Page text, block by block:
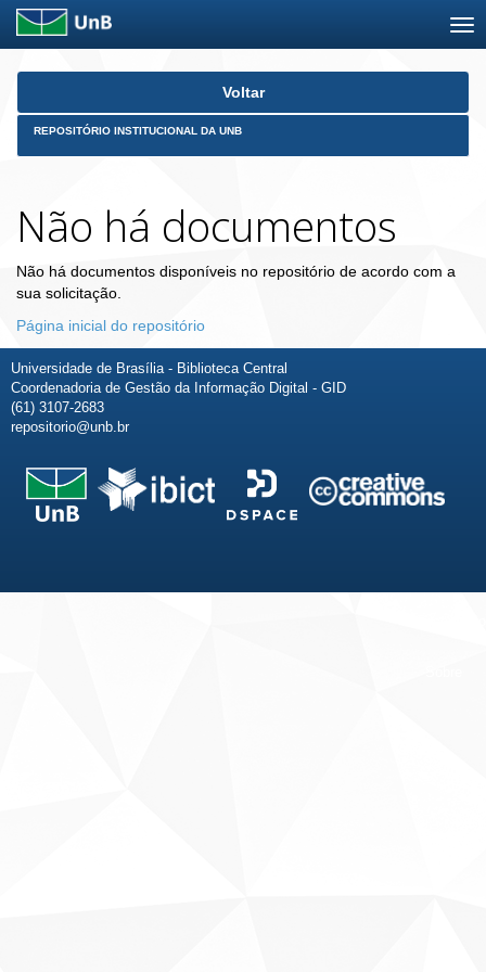
Skip
Voltar
REPOSITÓRIO INSTITUCIONAL DA UNB
Não há documentos
Não há documentos disponíveis no repositório de acordo com a
sua solicitação.
Página inicial do repositório
Universidade de Brasília - Biblioteca Central
Coordenadoria de Gestão da Informação Digital - GID
(61) 3107-2683
repositorio@unb.br